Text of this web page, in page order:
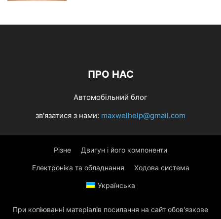
ПРО НАС
Автомобільний блог
зв'язатися з нами: maxwelhelp@gmail.com
Різне Двигун і його компоненти
Електроніка та обладнання Ходова система
Українська
При копіюванні матеріалів посилання на сайт обов'язкове